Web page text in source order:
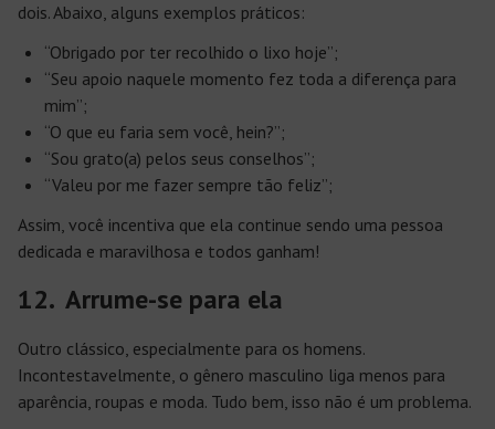
dois. Abaixo, alguns exemplos práticos:
“Obrigado por ter recolhido o lixo hoje”;
“Seu apoio naquele momento fez toda a diferença para
mim”;
“O que eu faria sem você, hein?”;
“Sou grato(a) pelos seus conselhos”;
“Valeu por me fazer sempre tão feliz”;
Assim, você incentiva que ela continue sendo uma pessoa
dedicada e maravilhosa e todos ganham!
12. Arrume-se para ela
Outro clássico, especialmente para os homens.
Incontestavelmente, o gênero masculino liga menos para
aparência, roupas e moda. Tudo bem, isso não é um problema.